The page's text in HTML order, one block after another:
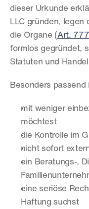
dieser Urkunde
LLC gründen,
die Organe (Art.
formlos gegründet,
Statuten und
Besonders passend
mit weniger
möchtest
die Kontrolle im
nicht sofort
ein Beratungs-,
eine seriöse
Haftung suchst